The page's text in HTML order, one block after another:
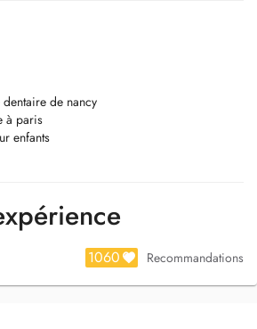
de nancy
à paris
enfants
1060 Recommandations